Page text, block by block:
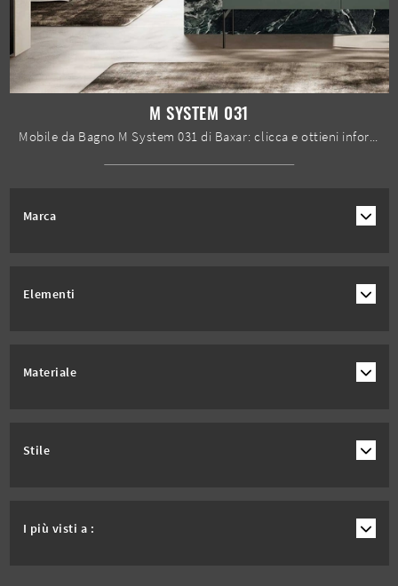
Marca
Elementi
Materiale
Stile
I più visti a :
M SYSTEM 031